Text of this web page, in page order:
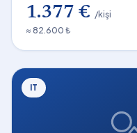
1.377 € /kişi
≈ 82.600 ₺
IT